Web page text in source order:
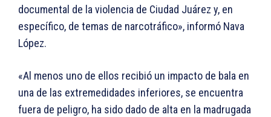
documental de la violencia de Ciudad Juárez y, en
específico, de temas de narcotráfico», informó Nava
López.
«Al menos uno de ellos recibió un impacto de bala en
una de las extremedidades inferiores, se encuentra
fuera de peligro, ha sido dado de alta en la madrugada